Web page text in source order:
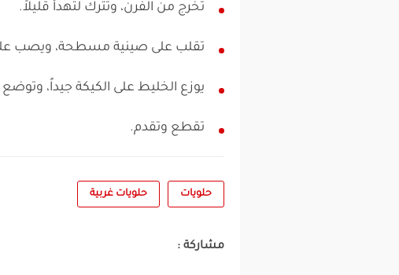
تخرج من الفرن، وتترك لتهدأ قليلاً.
تقلب على صينية مسطحة، ويصب
يوزع الخليط على الكيكة جيداً، وتوضع
تقطع وتقدم.
حلويات حلويات غربية
مشاركة :